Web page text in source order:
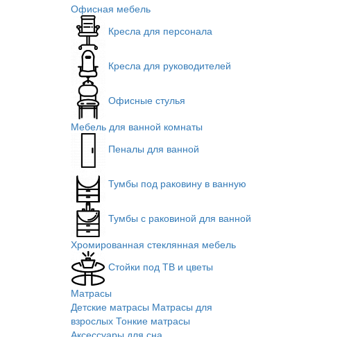
Офисная мебель
Кресла для персонала
Кресла для руководителей
Офисные стулья
Мебель для ванной комнаты
Пеналы для ванной
Тумбы под раковину в ванную
Тумбы с раковиной для ванной
Хромированная стеклянная мебель
Стойки под ТВ и цветы
Матрасы
Детские матрасы Матрасы для
взрослых Тонкие матрасы
Аксессуары для сна